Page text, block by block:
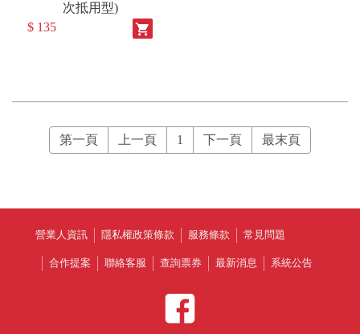
次抵用型)
$ 135
shopping_cart
第一頁 上一頁 1 下一頁 最末頁
營業人資訊 隱私權政策條款 服務條款 常見問題
合作提案 聯絡客服 查詢票券 最新消息 系統公告